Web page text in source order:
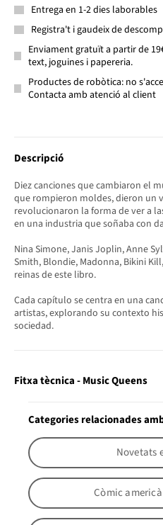
Entrega en 1-2 dies laborables
Registra't i gaudeix de
Enviament gratuït a partir de
text, joguines i papereria.
Productes de robòtica: no
Contacta amb atenció al client
Descripció
Diez canciones que cambiaron el
que rompieron moldes, dieron un
revolucionaron la forma de ver a
en una industria que soñaba con
Nina Simone, Janis Joplin, Anne
Smith, Blondie, Madonna, Bikini
reinas de este libro.
Cada capítulo se centra en una
artistas, explorando su contexto
sociedad.
Fitxa tècnica - Music Queens
Categories relacionades
Novetats
Còmic